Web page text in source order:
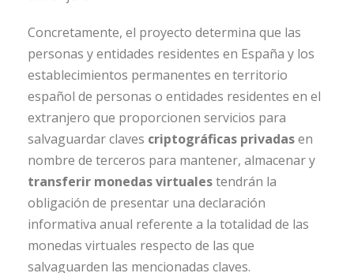
Concretamente, el proyecto determina que las
personas y entidades residentes en España y los
establecimientos permanentes en territorio
español de personas o entidades residentes en el
extranjero que proporcionen servicios para
salvaguardar claves criptográficas privadasen
nombre de terceros para mantener, almacenar y
transferir monedas virtualestendrán la
obligación de presentar una declaración
informativa anual referente a la totalidad de las
monedas virtuales respecto de las que
salvaguarden las mencionadas claves.